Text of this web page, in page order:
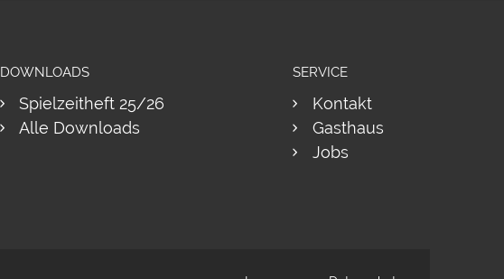
DOWNLOADS
Spielzeitheft 25/26
Alle Downloads
SERVICE
Kontakt
Gasthaus
Jobs